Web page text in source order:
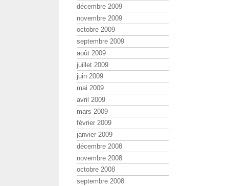
décembre 2009
novembre 2009
octobre 2009
septembre 2009
août 2009
juillet 2009
juin 2009
mai 2009
avril 2009
mars 2009
février 2009
janvier 2009
décembre 2008
novembre 2008
octobre 2008
septembre 2008